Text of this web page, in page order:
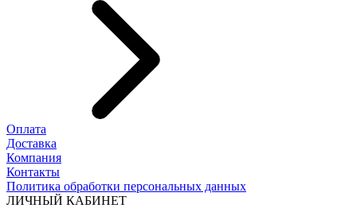
Оплата
Доставка
Компания
Контакты
Политика обработки персональных данных
ЛИЧНЫЙ КАБИНЕТ